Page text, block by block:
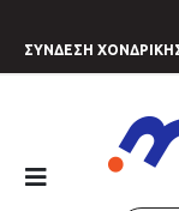
ΣΥΝΔΕΣΗ